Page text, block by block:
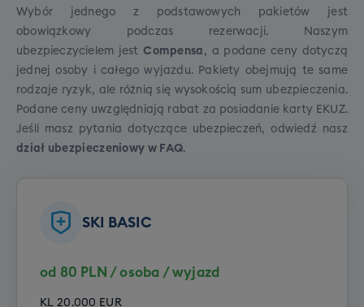
Poziom zaawansowany
Cena grupowego szkolenia snowboardowego to
790 zł.
Wybór jednego z podstawowych pakietów jest
obowiązkowy podczas rezerwacji. Naszym
ubezpieczycielem jestCompensa , a podane ceny dotyczą
jednej osoby i całego wyjazdu. Pakiety obejmują te same
rodzaje ryzyk, ale różnią się wysokością sum ubezpieczenia.
Podane ceny uwzględniają rabat za posiadanie karty EKUZ.
Jeśli masz pytania dotyczące ubezpieczeń, odwiedź nasz
dział ubezpieczeniowy w FAQ.
SKI BASIC
od 80 PLN / osoba / wyjazd
KL 20.000 EUR